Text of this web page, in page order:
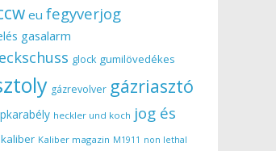
eu fegyverjog
gasalarm
glock gumilövedékes
gázrevolver gázriasztó
heckler und koch jog és
kaliber Kaliber magazin M1911 non lethal